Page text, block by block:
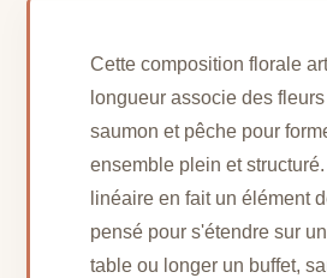
Cette composition florale
longueur associe des
saumon et pêche pour
ensemble plein et
linéaire en fait un élément
pensé pour s'étendre sur
table ou longer un buffet,